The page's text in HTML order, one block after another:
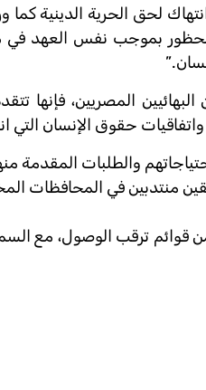
لحق الحرية الدينية كما
المصريين، فإنها
واتفاقيات حقوق الإنسان التي
والطلبات المقدمة
للمادة الثالثة من القانون رقم 68 لسنة 1947، بتعيين موثقين منتدبين
قوائم ترقب الوصول، مع